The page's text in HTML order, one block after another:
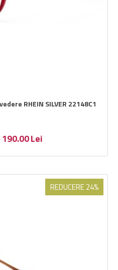
RHEIN SILVER 22148C1
190.00Lei
REDUCERE 24%